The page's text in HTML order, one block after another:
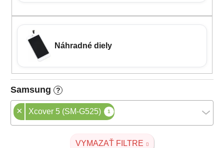
Náhradné diely
Samsung ?
× Xcover 5 (SM-G525) 1
VYMAZAŤ FILTRE